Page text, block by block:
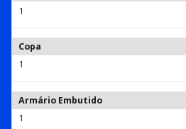
1
Copa
1
Armário Embutido
1